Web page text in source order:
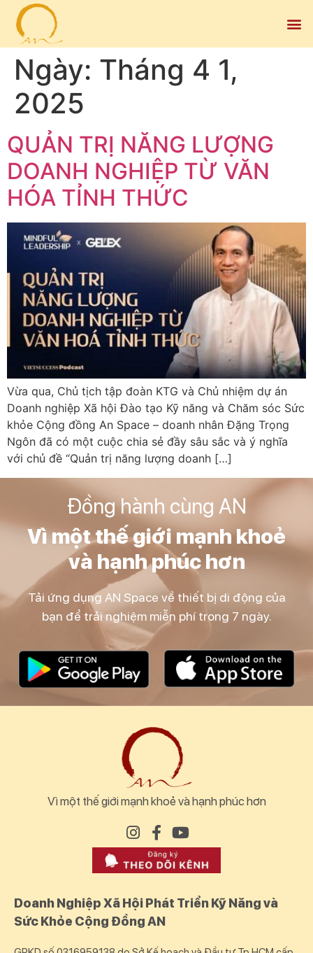
Ngày: Tháng 4 1,
2025
QUẢN TRỊ NĂNG LƯỢNG
DOANH NGHIỆP TỪ VĂN
HÓA TỈNH THỨC
Vừa qua, Chủ tịch tập đoàn KTG và Chủ nhiệm dự án
Doanh nghiệp Xã hội Đào tạo Kỹ năng và Chăm sóc Sức
khỏe Cộng đồng An Space – doanh nhân Đặng Trọng
Ngôn đã có một cuộc chia sẻ đầy sâu sắc và ý nghĩa
với chủ đề “Quản trị năng lượng doanh […]
Đồng hành cùng AN
Vì một thế giới mạnh khoẻ
và hạnh phúc hơn
Tải ứng dụng AN Space về thiết bị di động của
bạn để trải nghiệm miễn phí trong 7 ngày.
Vì một thế giới mạnh khoẻ và hạnh phúc hơn
Doanh Nghiệp Xã Hội Phát Triển Kỹ Năng và
Sức Khỏe Cộng Đồng AN